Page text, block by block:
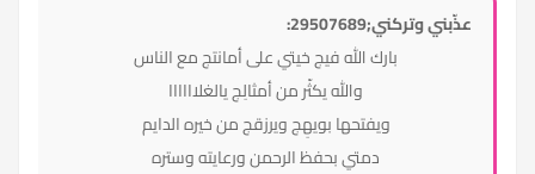
عذّبني وتركني;29507689:
بارك الله فيج خيتي على أمانتج مع الناس
والله يكثّر من أمثالِج يالغلاااااا
ويفتحها بويهِج ويرزقج من خيره الدايم
دمتي بحفظ الرحمن ورعايته وستره